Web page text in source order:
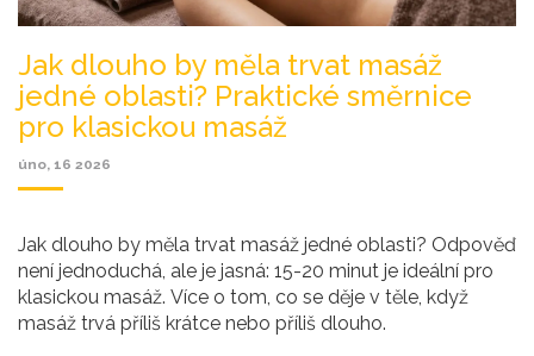
Jak dlouho by měla trvat masáž
jedné oblasti? Praktické směrnice
pro klasickou masáž
úno, 16 2026
Jak dlouho by měla trvat masáž jedné oblasti? Odpověď
není jednoduchá, ale je jasná: 15-20 minut je ideální pro
klasickou masáž. Více o tom, co se děje v těle, když
masáž trvá příliš krátce nebo příliš dlouho.